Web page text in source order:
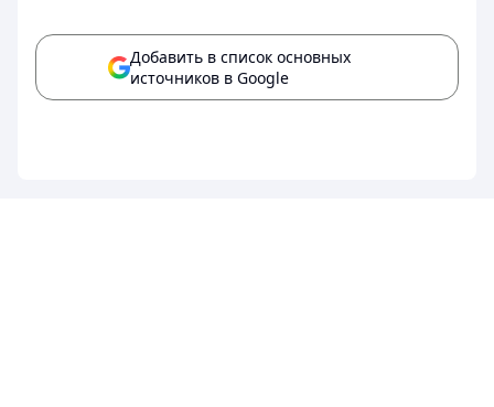
Добавить в список основных
источников в Google